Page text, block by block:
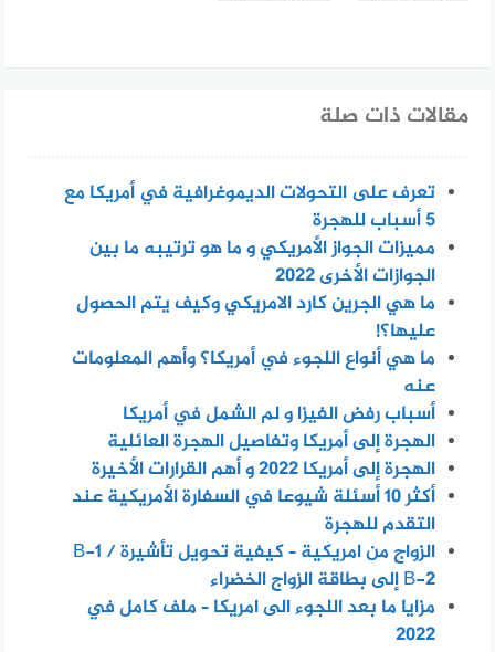
مقالات ذات صلة
تعرف على التحولات الديموغرافية في أمريكا مع
5 أسباب للهجرة
مميزات الجواز الأمريكي و ما هو ترتيبه ما بين
الجوازات الأخرى 2022
ما هي الجرين كارد الامريكي وكيف يتم الحصول
عليها؟!
ما هي أنواع اللجوء في أمريكا؟ وأهم المعلومات
عنه
أسباب رفض الفيزا و لم الشمل في أمريكا
الهجرة إلى أمريكا وتفاصيل الهجرة العائلية
الهجرة إلى أمريكا 2022 و أهم القرارات الأخيرة
أكثر 10 أسئلة شيوعا في السفارة الأمريكية عند
التقدم للهجرة
الزواج من امريكية – كيفية تحويل تأشيرة B-1 /
B-2 إلى بطاقة الزواج الخضراء
مزايا ما بعد اللجوء الى امريكا – ملف كامل في
2022